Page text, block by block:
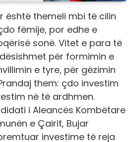
është themeli mbi të cilin
fëmije, por edhe e
sonë. Vitet e para të
për formimin e
e tyre, për gëzimin
them: çdo investim
në të ardhmen.
i Aleancës Kombëtare
e Çairit, Bujar
investime të reja